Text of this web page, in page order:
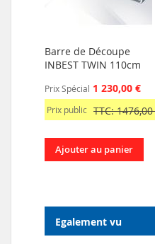
Barre de Découpe
INBEST TWIN 110cm
Prix Spécial 1 230,00 €
Prix public TTC:
Ajouter au panier
Egalement vu